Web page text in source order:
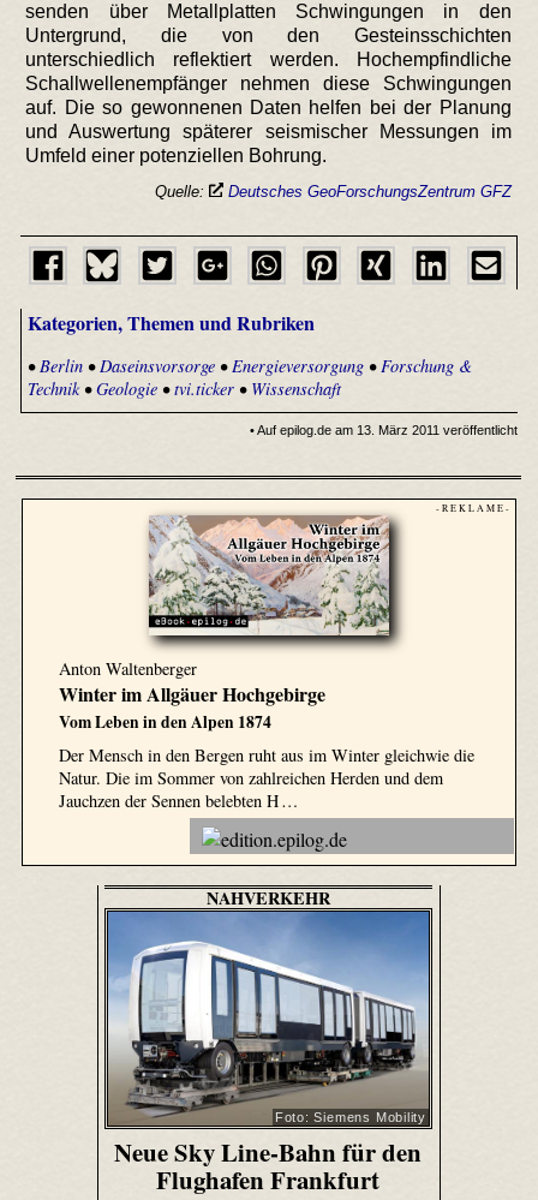
senden über Metallplatten Schwingungen in den
Untergrund, die von den Gesteinsschichten
unterschiedlich reflektiert werden. Hochempfindliche
Schallwellenempfänger nehmen diese Schwingungen
auf. Die so gewonnenen Daten helfen bei der Planung
und Auswertung späterer seismischer Messungen im
Umfeld einer potenziellen Bohrung.
Quelle: Deutsches GeoForschungsZentrum GFZ
Kategorien, Themen und Rubriken
• Berlin• Daseinsvorsorge• Energieversorgung• Forschung &
Technik•Geologie•tvi.ticker• Wissenschaft
• Auf epilog.de am 13. März 2011 veröffentlicht
- R E K L A M E -
Anton Waltenberger
Winter im Allgäuer Hochgebirge
Vom Leben in den Alpen 1874
Der Mensch in den Bergen ruht aus im Winter gleichwie die
Natur. Die im Sommer von zahlreichen Herden und dem
Jauchzen der Sennen belebten H …
NAHVERKEHR
Foto: Siemens Mobility
Neue Sky Line-Bahn für den
Flughafen Frankfurt